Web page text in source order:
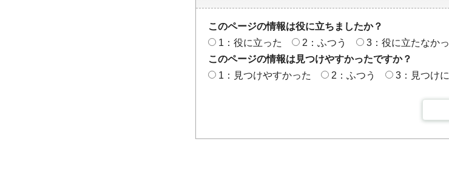
このページの情報は役に立ちましたか？
1：役に立った
2：ふつう
3：役に立たなか
このページの情報は見つけやすかったですか？
1：見つけやすかった
2：ふつう 3：見つけ